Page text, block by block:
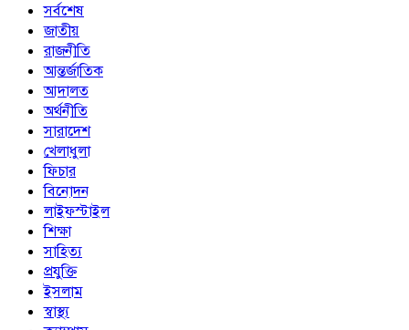
সর্বশেষ
জাতীয়
রাজনীতি
আন্তর্জাতিক
আদালত
অর্থনীতি
সারাদেশ
খেলাধুলা
ফিচার
বিনোদন
লাইফস্টাইল
শিক্ষা
সাহিত্য
প্রযুক্তি
ইসলাম
স্বাস্থ্য